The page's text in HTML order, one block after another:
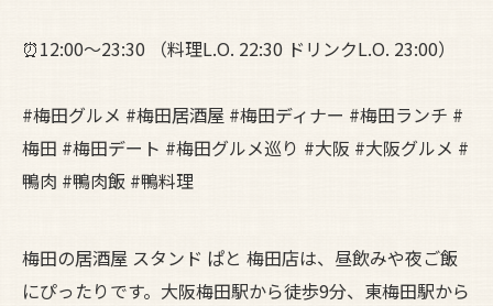
⏰12:00～23:30 （料理L.O. 22:30 ドリンクL.O. 23:00）
#梅田グルメ #梅田居酒屋 #梅田ディナー #梅田ランチ #
梅田 #梅田デート #梅田グルメ巡り #大阪 #大阪グルメ #
鴨肉 #鴨肉飯 #鴨料理
梅田の居酒屋 スタンド ぱと 梅田店は、昼飲みや夜ご飯
にぴったりです。大阪梅田駅から徒歩9分、東梅田駅から